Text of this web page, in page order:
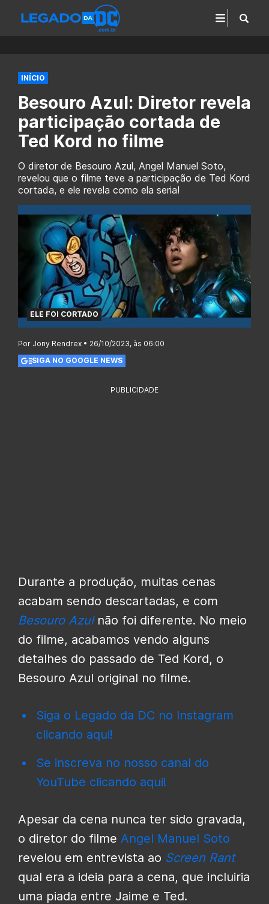
INÍCIO
Besouro Azul: Diretor revela
participação cortada de
Ted Kord no filme
O diretor de Besouro Azul, Angel Manuel Soto,
revelou que o filme teve a participação de Ted Kord
cortada, e ele revela como ela seria!
ELE FOI CORTADO
Por Jony Rendrex • 26/10/2023, às 06:00
SIGA NO GOOGLE NEWS
PUBLICIDADE
Durante a produção, muitas cenas
acabam sendo descartadas, e com
Besouro Azulnão foi diferente. No meio
do filme, acabamos vendo alguns
detalhes do passado de Ted Kord, o
Besouro Azul original no filme.
Siga o Legado da DC no Instagram
clicando aqui!
Se inscreva no nosso canal do
YouTube clicando aqui!
Apesar da cena nunca ter sido gravada,
o diretor do filme Angel Manuel Soto
revelou em entrevista ao Screen Rant
qual era a ideia para a cena, que incluiria
uma piada entre Jaime e Ted.